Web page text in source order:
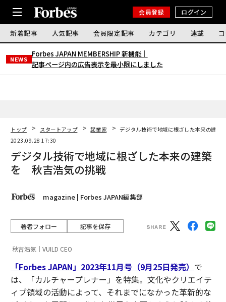
会員登録 ログイン
新着記事 人気記事 会員限定記事 カテゴリ 連載
NEWS
Forbes JAPAN MEMBERSHIP 新機能｜
記事ページ内の広告表示を最小限にしました
トップ スタートアップ 起業家
デジタル技術で地域に根ざした本来の建
2023.09.28 17:30
デジタル技術で地域に根ざした本来の建築
を 秋吉浩気の挑戦
magazine | Forbes JAPAN編集部
著者フォロー 記事を保存
秋吉浩気｜VUILD CEO
「Forbes JAPAN」2023年11月号（9月25日発売） で
は、「カルチャープレナー」を特集。文化やクリエイテ
ィブ領域の活動によって、それまでになかった革新的な